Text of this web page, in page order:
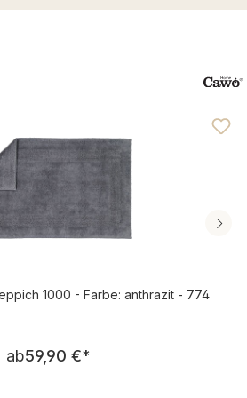
1000 - Farbe: anthrazit - 774
Regulärer Preis:
ab59,90 €*